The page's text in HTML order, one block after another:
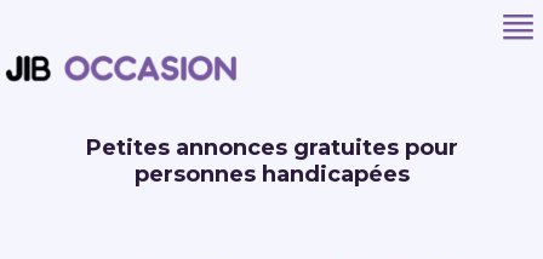
Petites annonces gratuites pour
personnes handicapées